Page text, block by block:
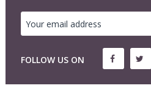
FOLLOW US ON